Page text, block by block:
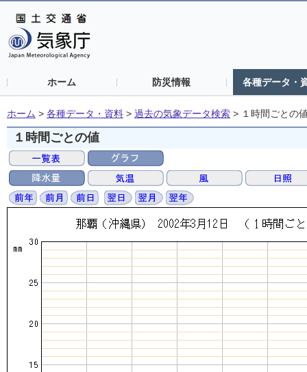
ホーム 防災情報 各種データ・
ホーム > 各種データ・資料 > 過去の気象データ検索 > １時間ごとの
１時間ごとの値